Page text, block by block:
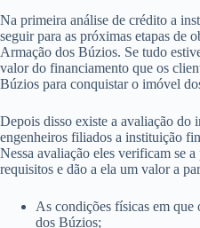
Na primeira análise de crédito a
seguir para as próximas etapas de
Armação dos Búzios. Se tudo
valor do financiamento que os
Búzios para conquistar o imóvel
Depois disso existe a avaliação do
engenheiros filiados a instituição
Nessa avaliação eles verificam se
requisitos e dão a ela um valor a
As condições físicas em que
dos Búzios;